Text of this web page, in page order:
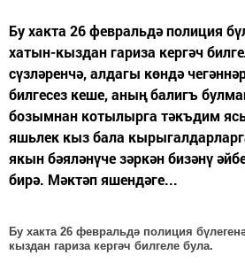
Бу хакта 26 февральдә полиция
хатын-кыздан гариза кергәч
сүзләренчә, алдагы көндә
билгесез кеше, аның балигъ
бозымнан котылырга тәкъдим
яшьлек кыз бала
якын бәяләнүче зәркән бизәнү
бирә. Мәктәп яшендәге...
Бу хакта 26 февральдә полиция
кыздан гариза кергәч билгеле була.